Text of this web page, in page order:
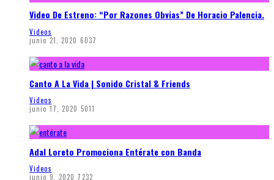
Video De Estreno: “Por Razones Obvias” De Horacio Palencia.
Videos
junio 21, 2020 6037
Canto A La Vida | Sonido Cristal & Friends
Videos
junio 17, 2020 5011
Adal Loreto Promociona Entérate con Banda
Videos
junio 9, 2020 7232